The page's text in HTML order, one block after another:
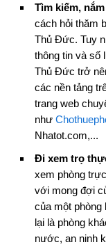
Tìm kiếm,
cách hỏi thăm
Thủ Đức. Tuy
thông tin và số
Thủ Đức trở
các nền tảng
trang web
như
Nhatot.com,...
Đi xem trọ
xem phòng
với mong đợi
của một phòng
lại là phòng
nước, an ninh